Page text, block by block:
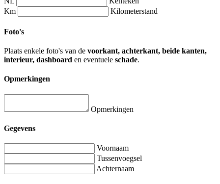
Km
Kilometerstand
Foto's
Plaats enkele foto's van de voorkant, achterkant, beide kanten,
interieur, dashboard en eventuele schade.
Opmerkingen
Opmerkingen
Gegevens
Voornaam
Tussenvoegsel
Achternaam